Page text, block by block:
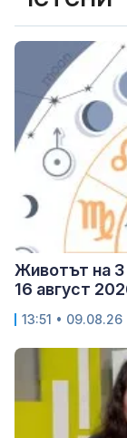
Животът на
16 август
13:51 • 09.08.26